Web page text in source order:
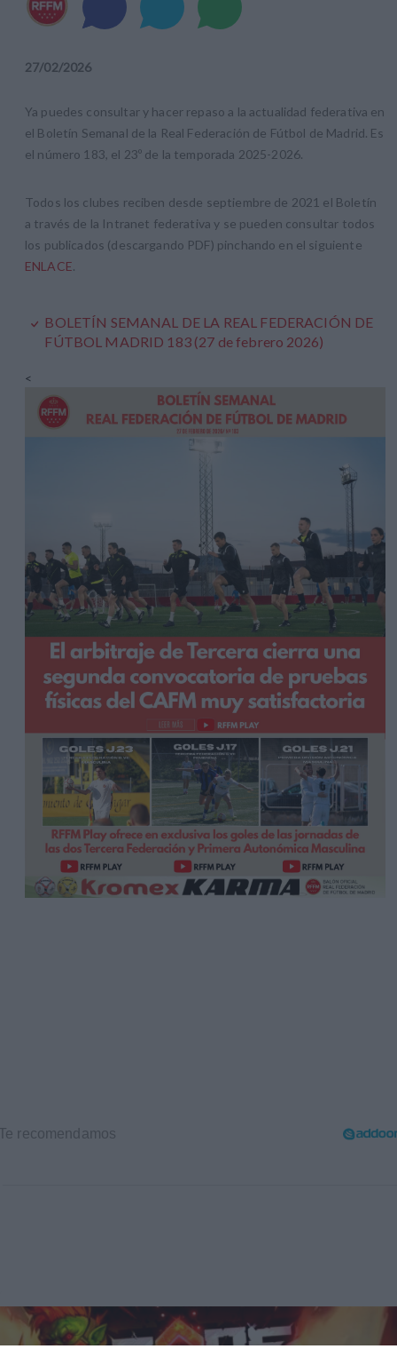
27/02/2026
Ya puedes consultar y hacer repaso a la actualidad federativa en
el Boletín Semanal de la Real Federación de Fútbol de Madrid. Es
el número 183, el 23º de la temporada 2025-2026.
Todos los clubes reciben desde septiembre de 2021 el Boletín
a través de la Intranet federativa y se pueden consultar todos
los publicados (descargando PDF) pinchando en el siguiente
ENLACE.
BOLETÍN SEMANAL DE LA REAL FEDERACIÓN DE
FÚTBOL MADRID 183 (27 de febrero 2026)
<